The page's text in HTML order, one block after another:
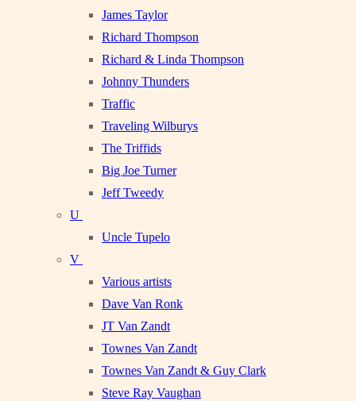
James Taylor
Richard Thompson
Richard & Linda Thompson
Johnny Thunders
Traffic
Traveling Wilburys
The Triffids
Big Joe Turner
Jeff Tweedy
U
Uncle Tupelo
V
Various artists
Dave Van Ronk
JT Van Zandt
Townes Van Zandt
Townes Van Zandt & Guy Clark
Steve Ray Vaughan